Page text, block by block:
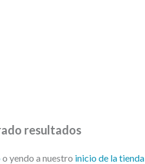
resultados
o yendo a nuestro inicio de la tienda